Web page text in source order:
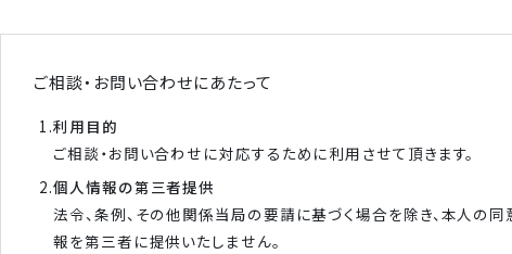
ご相談・お問い合わせにあたって
利用目的
ご相談・お問い合わせに対応するために利用させて頂きます。
個人情報の第三者提供
法令、条例、その他関係当局の要請に基づく場合を除き、本人の
報を第三者に提供いたしません。